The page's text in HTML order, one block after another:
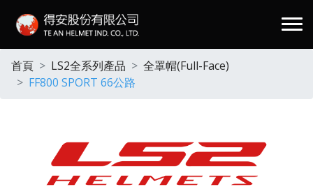
首頁 LS2全系列產品
全罩帽(Full-Face)
FF800 SPORT 66公路